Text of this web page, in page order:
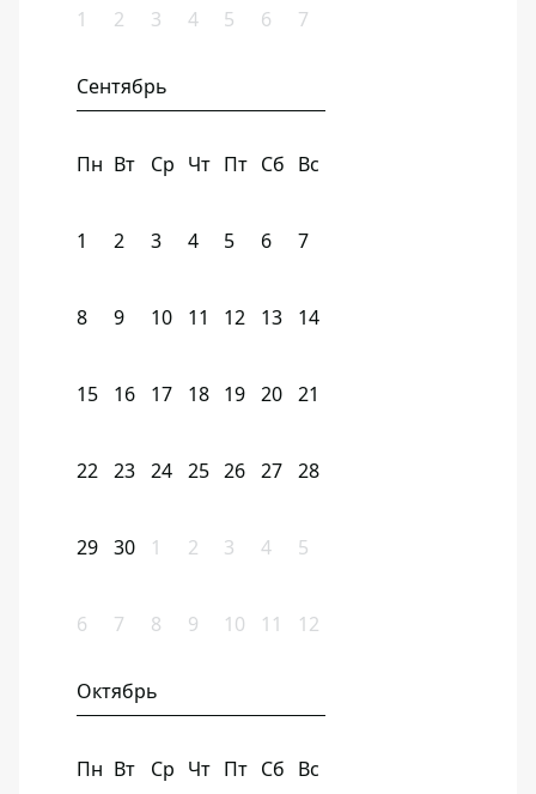
1 2 3 4 5 6 7
Сентябрь
Пн Вт Ср Чт Пт Сб Вс
1 2 3 4 5 6 7
8 9 10 11 12 13 14
15 16 17 18 19 20 21
22 23 24 25 26 27 28
29 30 1 2 3 4 5
6 7 8 9 10 11 12
Октябрь
Пн Вт Ср Чт Пт Сб Вс